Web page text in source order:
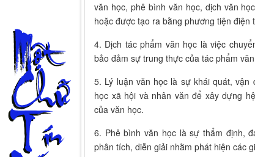
văn học, phê bình văn học, dịch văn
hoặc được tạo ra bằng phương tiện điện
4. Dịch tác phẩm văn học là việc
bảo đảm sự trung thực của tác phẩm
5. Lý luận văn học là sự khái quát,
học xã hội và nhân văn để xây dựng
của văn học.
6. Phê bình văn học là sự thẩm định,
phân tích, diễn giải nhằm phát hiện các